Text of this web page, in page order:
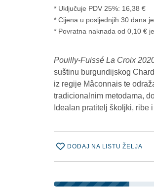
* Uključuje PDV 25%: 16,38 €
Cijena u posljednjih 30 dana
* Povratna naknada od 0,10 €
Pouilly-Fuissé La Croix
suštinu burgundijskog
iz regije Mâconnais te
tradicionalnim metodama,
Idealan pratitelj školjki, ribe
DODAJ NA LISTU ŽELJA